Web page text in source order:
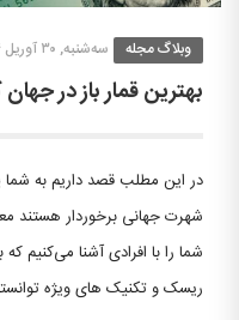
وبلاگ مجله سه‌شنبه, ۳۰ آوریل ۲۰۲۴
بهترین قمار باز در
در این مطلب قصد داریم به شما
شهرت جهانی برخوردار هستند
شما را با افرادی آشنا می‌کنیم
ریسک و تکنیک های ویژه